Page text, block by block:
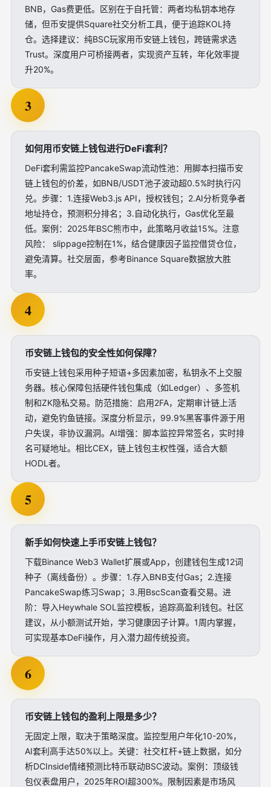
BNB，Gas费更低。区别在于自托管：两者均私钥本地存
储，但币安提供Square社交分析工具，便于追踪KOL持
仓。选择建议：纯BSC玩家用币安链上钱包，跨链需求选
Trust。深度用户可桥接两者，实现资产互转，年化效率提
升20%。
3
如何用币安链上钱包进行DeFi套利？
DeFi套利需监控PancakeSwap流动性池：用脚本扫描币安
链上钱包的价差，如BNB/USDT池子波动超0.5%时执行闪
兑。步骤：1.连接Web3.js API，授权钱包；2.AI分析竞争者
地址持仓，预测积分排名；3.自动化执行，Gas优化至最
低。案例：2025年BSC熊市中，此策略月收益15%。注意
风险： slippage控制在1%，结合健康因子监控借贷仓位，
避免清算。社交层面，参考Binance Square数据放大胜
率。
4
币安链上钱包的安全性如何保障？
币安链上钱包采用种子短语+多因素加密，私钥永不上交服
务器。核心保障包括硬件钱包集成（如Ledger）、多签机
制和ZK隐私交易。防范措施：启用2FA，定期审计链上活
动，避免钓鱼链接。深度分析显示，99.9%黑客事件源于用
户失误，非协议漏洞。AI增强：脚本监控异常签名，实时排
名可疑地址。相比CEX，链上钱包主权性强，适合大额
HODL者。
5
新手如何快速上手币安链上钱包？
下载Binance Web3 Wallet扩展或App，创建钱包生成12词
种子（离线备份）。步骤：1.存入BNB支付Gas；2.连接
PancakeSwap练习Swap；3.用BscScan查看交易。进
阶：导入Heywhale SOL监控模板，追踪高盈利钱包。社区
建议，从小额测试开始，学习健康因子计算。1周内掌握，
可实现基本DeFi操作，月入潜力超传统投资。
6
币安链上钱包的盈利上限是多少？
无固定上限，取决于策略深度。监控型用户年化10-20%，
AI套利高手达50%以上。关键：社交杠杆+链上数据，如分
析DCInside情绪预测比特币联动BSC波动。案例：顶级钱
包仪表盘用户，2025年ROI超300%。限制因素是市场风